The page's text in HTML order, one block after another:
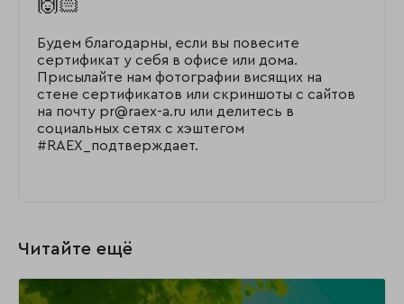
🙌🏻
Будем благодарны, если вы повесите
сертификат у себя в офисе или дома.
Присылайте нам фотографии висящих на
стене сертификатов или скриншоты с сайтов
на почту pr@raex-a.ru или делитесь в
социальных сетях с хэштегом
#RAEX_подтверждает.
Читайте ещё